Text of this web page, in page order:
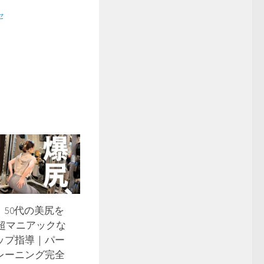
50代の美尻を
マニアックな
プ指導｜パー
ーニング完全